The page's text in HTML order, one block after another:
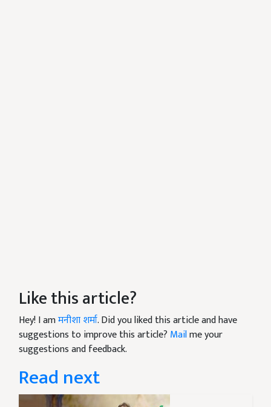
Like this article?
Hey! I amमनीशा शर्मा. Did you liked this article and have
suggestions to improve this article? Mailme your
suggestions and feedback.
Read next